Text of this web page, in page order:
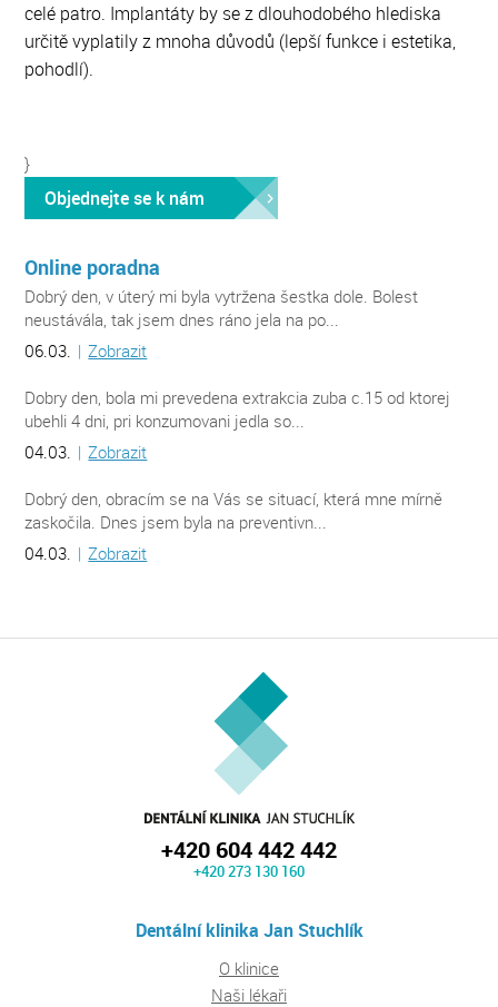
celé patro. Implantáty by se z dlouhodobého hlediska
určitě vyplatily z mnoha důvodů (lepší funkce i estetika,
pohodlí).
}
Objednejte se k nám
Online poradna
Dobrý den, v úterý mi byla vytržena šestka dole. Bolest
neustávála, tak jsem dnes ráno jela na po...
06.03. | Zobrazit
Dobry den, bola mi prevedena extrakcia zuba c.15 od ktorej
ubehli 4 dni, pri konzumovani jedla so...
04.03. | Zobrazit
Dobrý den, obracím se na Vás se situací, která mne mírně
zaskočila. Dnes jsem byla na preventivn...
04.03. | Zobrazit
+420 604 442 442
+420 273 130 160
Dentální klinika Jan Stuchlík
O klinice
Naši lékaři